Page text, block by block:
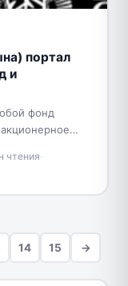
портал
и
фонд
акционером
чтения·
14 15 →